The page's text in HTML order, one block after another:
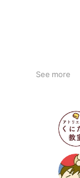
See more